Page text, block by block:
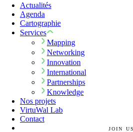
Actualités
Agenda
Cartographie
Services
Mapping
Networking
Innovation
International
Partnerships
Knowledge
Nos projets
VirtuWal Lab
Contact
JOIN US